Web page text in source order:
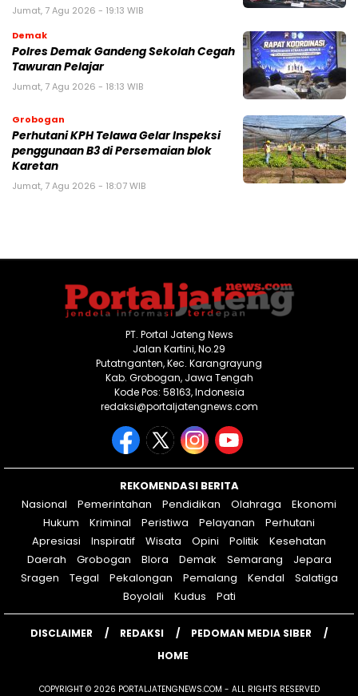
Jumat, 7 Agu 2026 - 19:13 WIB
Demak
Polres Demak Gandeng Sekolah Cegah
Tawuran Pelajar
Jumat, 7 Agu 2026 - 18:13 WIB
Grobogan
Perhutani KPH Telawa Gelar Inspeksi
penggunaan B3 di Persemaian blok
Karetan
Jumat, 7 Agu 2026 - 18:07 WIB
PT. Portal Jateng News
Jalan Kartini, No.29
Putatnganten, Kec. Karangrayung
Kab. Grobogan, Jawa Tengah
Kode Pos: 58163, Indonesia
redaksi@portaljatengnews.com
REKOMENDASI BERITA
Nasional
Pemerintahan Pendidikan Olahraga
Ekonomi
Hukum
Kriminal Peristiwa Pelayanan
Perhutani
Apresiasi
Inspiratif Wisata Opini Politik
Kesehatan
Daerah
Grobogan Blora Demak Semarang
Jepara
Sragen
Tegal Pekalongan Pemalang Kendal
Salatiga
Boyolali
Kudus Pati
DISCLAIMER REDAKSI
PEDOMAN MEDIA SIBER
HOME
COPYRIGHT © 2026 PORTALJATENGNEWS.COM - ALL RIGHTS RESERVED